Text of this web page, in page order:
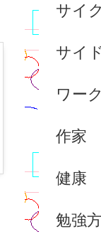
サイ
サイ
ワー
作家
健康
勉強